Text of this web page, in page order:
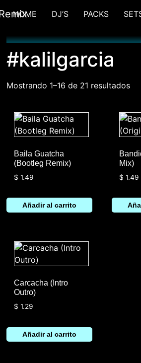
HOME DJ’S PACKS
#kalilgarcia
Mostrando 1–16 de 21 resultados
Baila Guatcha
(Bootleg Remix)
$ 1.49
Añadir al carrito
Mix)
$ 1.49
Carcacha (Intro
Outro)
$ 1.29
Añadir al carrito